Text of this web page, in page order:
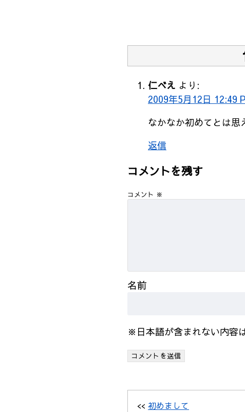
仁べえ より:
2009年5月12日 12:49
なかなか初めてとは思
返信
コメントを残す
コメント ※
名前
※日本語が含まれない内容
<< 初めまして